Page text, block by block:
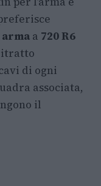
a 720 R6
di ogni
associata,
il